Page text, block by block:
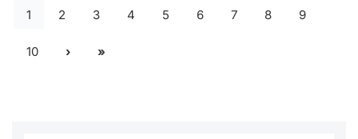
1 2 3 4 5 6 7 8 9
10